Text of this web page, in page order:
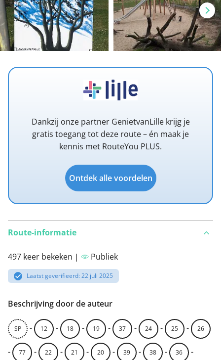
Dankzij onze partner GenietvanLille krijg je
gratis toegang tot deze route – én maak je
kennis met RouteYou PLUS.
Ontdek alle voordelen
Route-informatie
497 keer bekeken | Publiek
Laatst geverifieerd: 22 juli 2025
Beschrijving door de auteur
SP - 12 - 18 - 19 - 37 - 24 - 25 - 26
- 77 - 22 - 21 - 20 - 39 - 38 - 36 -